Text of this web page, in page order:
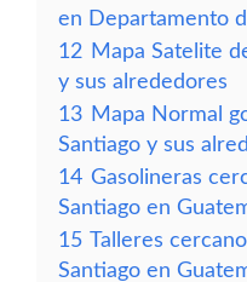
en Departamento
12 Mapa Satelite
y sus alrededores
13 Mapa Normal
Santiago y sus
14 Gasolineras
Santiago en
15 Talleres
Santiago en